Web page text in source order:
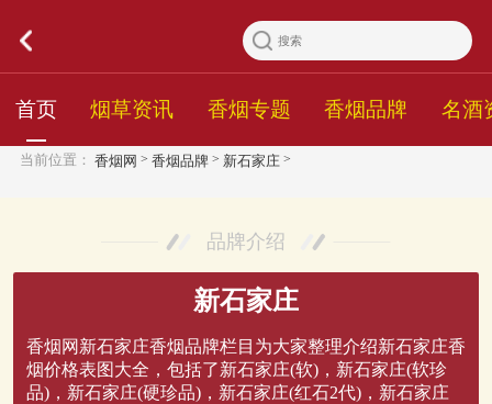
首页 烟草资讯 香烟专题 香烟品牌 名酒
当前位置： 香烟网 > 香烟品牌 > 新石家庄 >
品牌介绍
新石家庄
香烟网新石家庄香烟品牌栏目为大家整理介绍新石家庄香
烟价格表图大全，包括了新石家庄(软)，新石家庄(软珍
品)，新石家庄(硬珍品)，新石家庄(红石2代)，新石家庄